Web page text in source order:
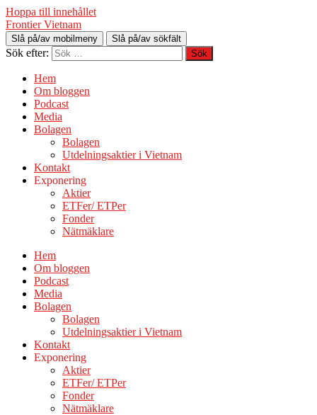
Hoppa till innehållet
Frontier Vietnam
Slå på/av mobilmeny Slå på/av sökfält
Sök efter:
Hem
Om bloggen
Podcast
Media
Bolagen
Bolagen
Utdelningsaktier i Vietnam
Kontakt
Exponering
Aktier
ETFer/ ETPer
Fonder
Nätmäklare
Hem
Om bloggen
Podcast
Media
Bolagen
Bolagen
Utdelningsaktier i Vietnam
Kontakt
Exponering
Aktier
ETFer/ ETPer
Fonder
Nätmäklare